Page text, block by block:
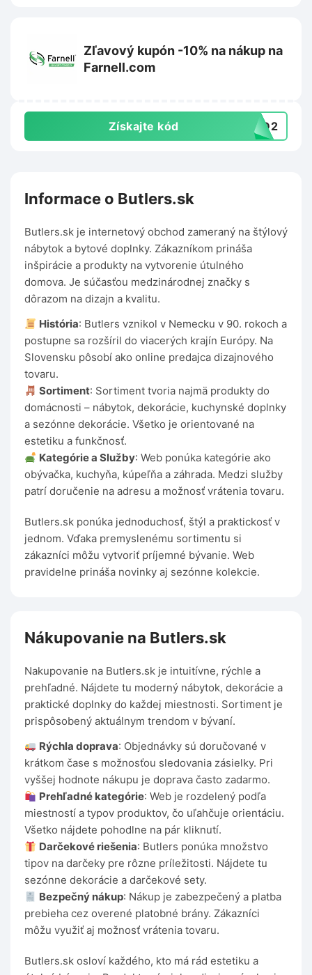
Zľavový kupón -10% na nákup na
Farnell.com
Získajte kód 4BD2
Informace o Butlers.sk
Butlers.sk je internetový obchod zameraný na štýlový
nábytok a bytové doplnky. Zákazníkom prináša
inšpirácie a produkty na vytvorenie útulného
domova. Je súčasťou medzinárodnej značky s
dôrazom na dizajn a kvalitu.
História: Butlers vznikol v Nemecku v 90. rokoch a
postupne sa rozšíril do viacerých krajín Európy. Na
Slovensku pôsobí ako online predajca dizajnového
tovaru.
Sortiment: Sortiment tvoria najmä produkty do
domácnosti – nábytok, dekorácie, kuchynské doplnky
a sezónne dekorácie. Všetko je orientované na
estetiku a funkčnosť.
Kategórie a Služby: Web ponúka kategórie ako
obývačka, kuchyňa, kúpeľňa a záhrada. Medzi služby
patrí doručenie na adresu a možnosť vrátenia tovaru.
Butlers.sk ponúka jednoduchosť, štýl a praktickosť v
jednom. Vďaka premyslenému sortimentu si
zákazníci môžu vytvoriť príjemné bývanie. Web
pravidelne prináša novinky aj sezónne kolekcie.
Nákupovanie na Butlers.sk
Nakupovanie na Butlers.sk je intuitívne, rýchle a
prehľadné. Nájdete tu moderný nábytok, dekorácie a
praktické doplnky do každej miestnosti. Sortiment je
prispôsobený aktuálnym trendom v bývaní.
Rýchla doprava: Objednávky sú doručované v
krátkom čase s možnosťou sledovania zásielky. Pri
vyššej hodnote nákupu je doprava často zadarmo.
Prehľadné kategórie: Web je rozdelený podľa
miestností a typov produktov, čo uľahčuje orientáciu.
Všetko nájdete pohodlne na pár kliknutí.
Darčekové riešenia: Butlers ponúka množstvo
tipov na darčeky pre rôzne príležitosti. Nájdete tu
sezónne dekorácie a darčekové sety.
Bezpečný nákup: Nákup je zabezpečený a platba
prebieha cez overené platobné brány. Zákazníci
môžu využiť aj možnosť vrátenia tovaru.
Butlers.sk osloví každého, kto má rád estetiku a